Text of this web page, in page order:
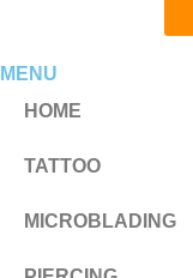
MENU
HOME
TATTOO
MICROBLADING